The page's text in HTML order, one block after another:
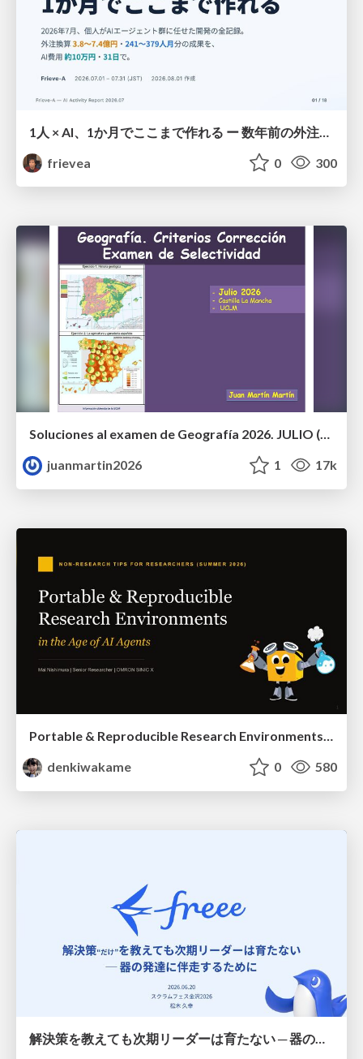
frievea
0 300
Soluciones al examen de Geografía 2026. JULIO (Convocatoria Extraordinaria)
juanmartin2026
1 17k
Portable & Reproducible Research Environments in the Age of AI Agents
denkiwakame
0 580